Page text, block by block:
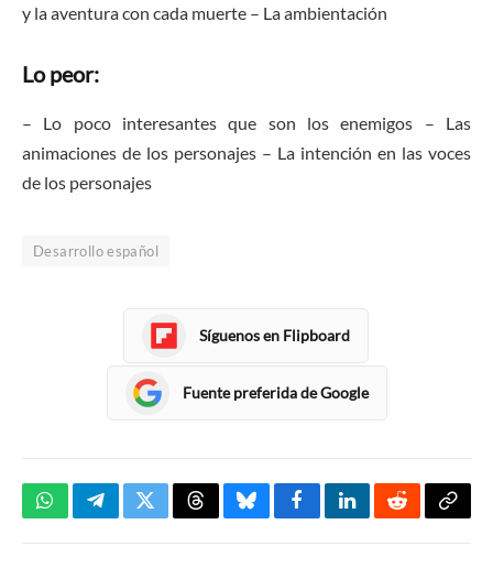
y la aventura con cada muerte – La ambientación
Lo peor:
– Lo poco interesantes que son los enemigos – Las
animaciones de los personajes – La intención en las voces
de los personajes
Desarrollo español
Síguenos en Flipboard
Fuente preferida de Google
WhatsAppTelegramTwitterThreadsBlueskyFacebookLinkedInReddit